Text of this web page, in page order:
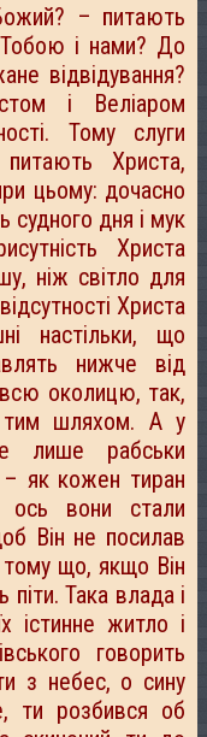
– питають
Тобою і нами? До
відвідування?
і Веліаром
Тому слуги
Христа,
цьому: дочасно
судного дня і мук
Христа
ніж світло для
Христа
настільки, що
нижче від
околицю, так,
тим шляхом. А у
лише рабськи
– як кожен тиран
вони стали
Він не посилав
що, якщо Він
Така влада і
істинне житло і
говорить
з небес, о сину
ти розбився об